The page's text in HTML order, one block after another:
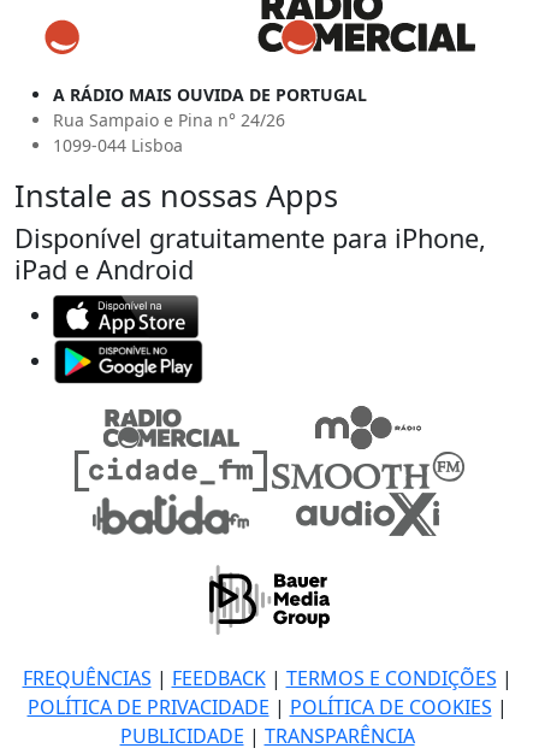
A RÁDIO MAIS OUVIDA DE PORTUGAL
Rua Sampaio e Pina n° 24/26
1099-044 Lisboa
Instale as nossas Apps
Disponível gratuitamente para iPhone,
iPad e Android
FREQUÊNCIAS | FEEDBACK| TERMOS E CONDIÇÕES |
POLÍTICA DE PRIVACIDADE | POLÍTICA DE COOKIES |
PUBLICIDADE | TRANSPARÊNCIA